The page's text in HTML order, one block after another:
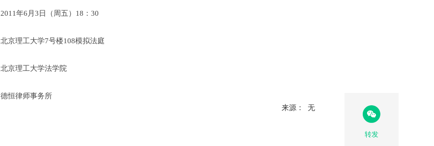
2011年6 月 3 日（周五） 18 ： 30
北京理工大学7号楼108模拟法庭
北京理工大学法学院
德恒律师事务所
来源： 无
转发